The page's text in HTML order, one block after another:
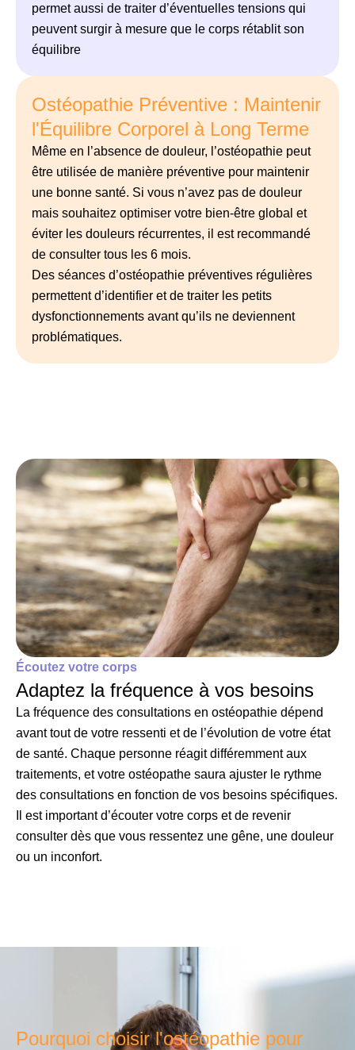
permet aussi de traiter d’éventuelles tensions qui
peuvent surgir à mesure que le corps rétablitson
équilibre
Ostéopathie Préventive : Maintenir
l'Équilibre Corporel à Long Terme
Même en l’absence de douleur, l’ostéopathie peut
être utilisée de manière préventive pour maintenir
une bonne santé. Si vous n’avez pas de douleur
mais souhaitez optimiser votre bien-être global et
éviter les douleurs récurrentes, il est recommandé
de consulter tous les 6 mois.
Des séances d’ostéopathie préventives régulières
permettent d’identifier et de traiter les petits
dysfonctionnements avant qu’ils ne deviennent
problématiques.
Écoutez votre corps
Adaptez la fréquence à vos besoins
La fréquence des consultations en ostéopathie dépend
avant tout de votre ressenti et de l’évolution de votre état
de santé. Chaque personne réagit différemment aux
traitements, et votre ostéopathe saura ajuster le rythme
des consultations en fonction de vos besoins spécifiques.
Il est important d’écouter votre corps et de revenir
consulter dès que vous ressentez une gêne, une douleur
ou un inconfort.
Pourquoi choisir l'ostéopathie pour